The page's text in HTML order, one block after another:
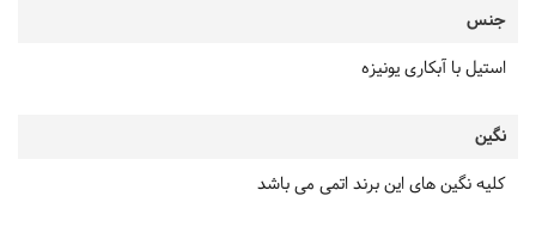
جنس
استیل با آبکاری یونیزه
نگین
کلیه نگین های این برند اتمی می باشد